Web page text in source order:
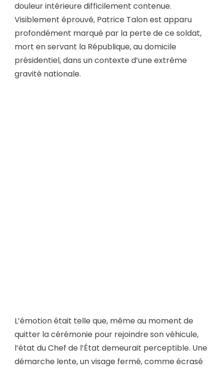
douleur intérieure difficilement contenue.
Visiblement éprouvé, Patrice Talon est apparu
profondément marqué par la perte de ce soldat,
mort en servant la République, au domicile
présidentiel, dans un contexte d’une extrême
gravité nationale.
L’émotion était telle que, même au moment de
quitter la cérémonie pour rejoindre son véhicule,
l’état du Chef de l’État demeurait perceptible. Une
démarche lente, un visage fermé, comme écrasé